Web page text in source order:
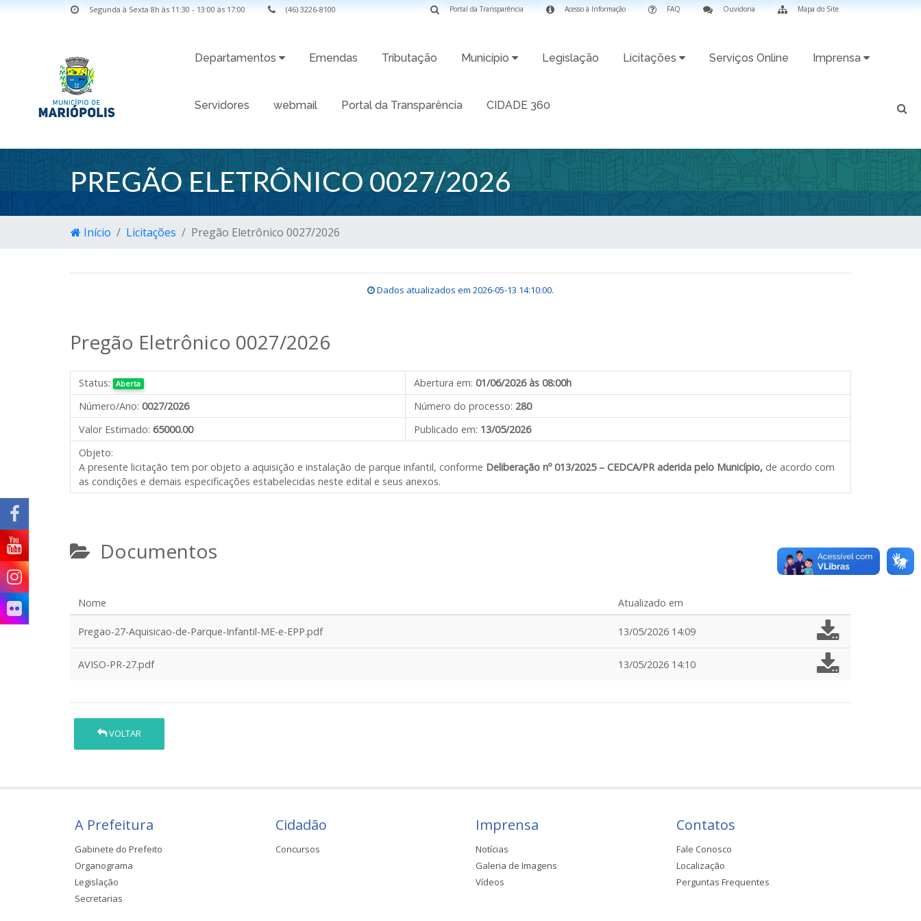
Segunda à Sexta 8h às 11:30 - 13:00 às 17:00 (46) 3226-8100 Mapa do Site
Ouvidoria
FAQ
Acesso à Informação
Portal da Transparência
Departamentos Emendas Tributação Município Legislação Licitações Serviços Online Imprensa
Servidores webmail Portal da Transparência CIDADE 360
PREGÃO ELETRÔNICO 0027/2026
Início Licitações Pregão Eletrônico 0027/2026
Dados atualizados em 2026-05-13 14:10:00.
Pregão Eletrônico 0027/2026
Status: Aberta Abertura em: 01/06/2026 às 08:00h
Número/Ano: 0027/2026 Número do processo: 280
Valor Estimado: 65000.00 Publicado em: 13/05/2026
Objeto:
A presente licitação tem por objeto a aquisição e instalação de parque infantil, conforme Deliberação nº 013/2025 – CEDCA/PR aderida pelo Município, de acordo com
as condições e demais especificações estabelecidas neste edital e seus anexos.
Documentos
Nome Atualizado em
Pregao-27-Aquisicao-de-Parque-Infantil-ME-e-EPP.pdf 13/05/2026 14:09
AVISO-PR-27.pdf 13/05/2026 14:10
VOLTAR
A Prefeitura
Gabinete do Prefeito
Organograma
Legislação
Secretarias
Cidadão
Concursos
Imprensa
Notícias
Galeria de Imagens
Vídeos
Contatos
Fale Conosco
Localização
Perguntas Frequentes